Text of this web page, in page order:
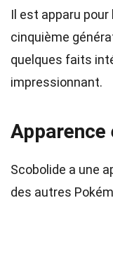
Il est apparu
cinquième
quelques faits
impressionnant.
Scobolide a une
des autres